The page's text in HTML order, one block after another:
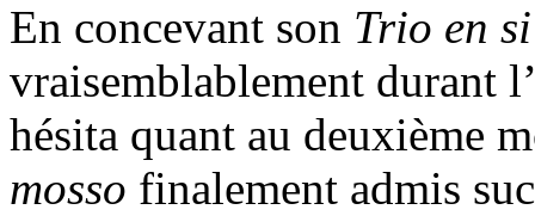
En concevant son Trio en
vraisemblablement durant
hésita quant au deuxième
mosso finalement admis